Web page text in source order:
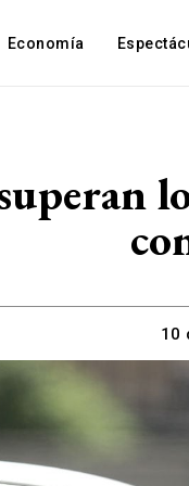
Economía
10